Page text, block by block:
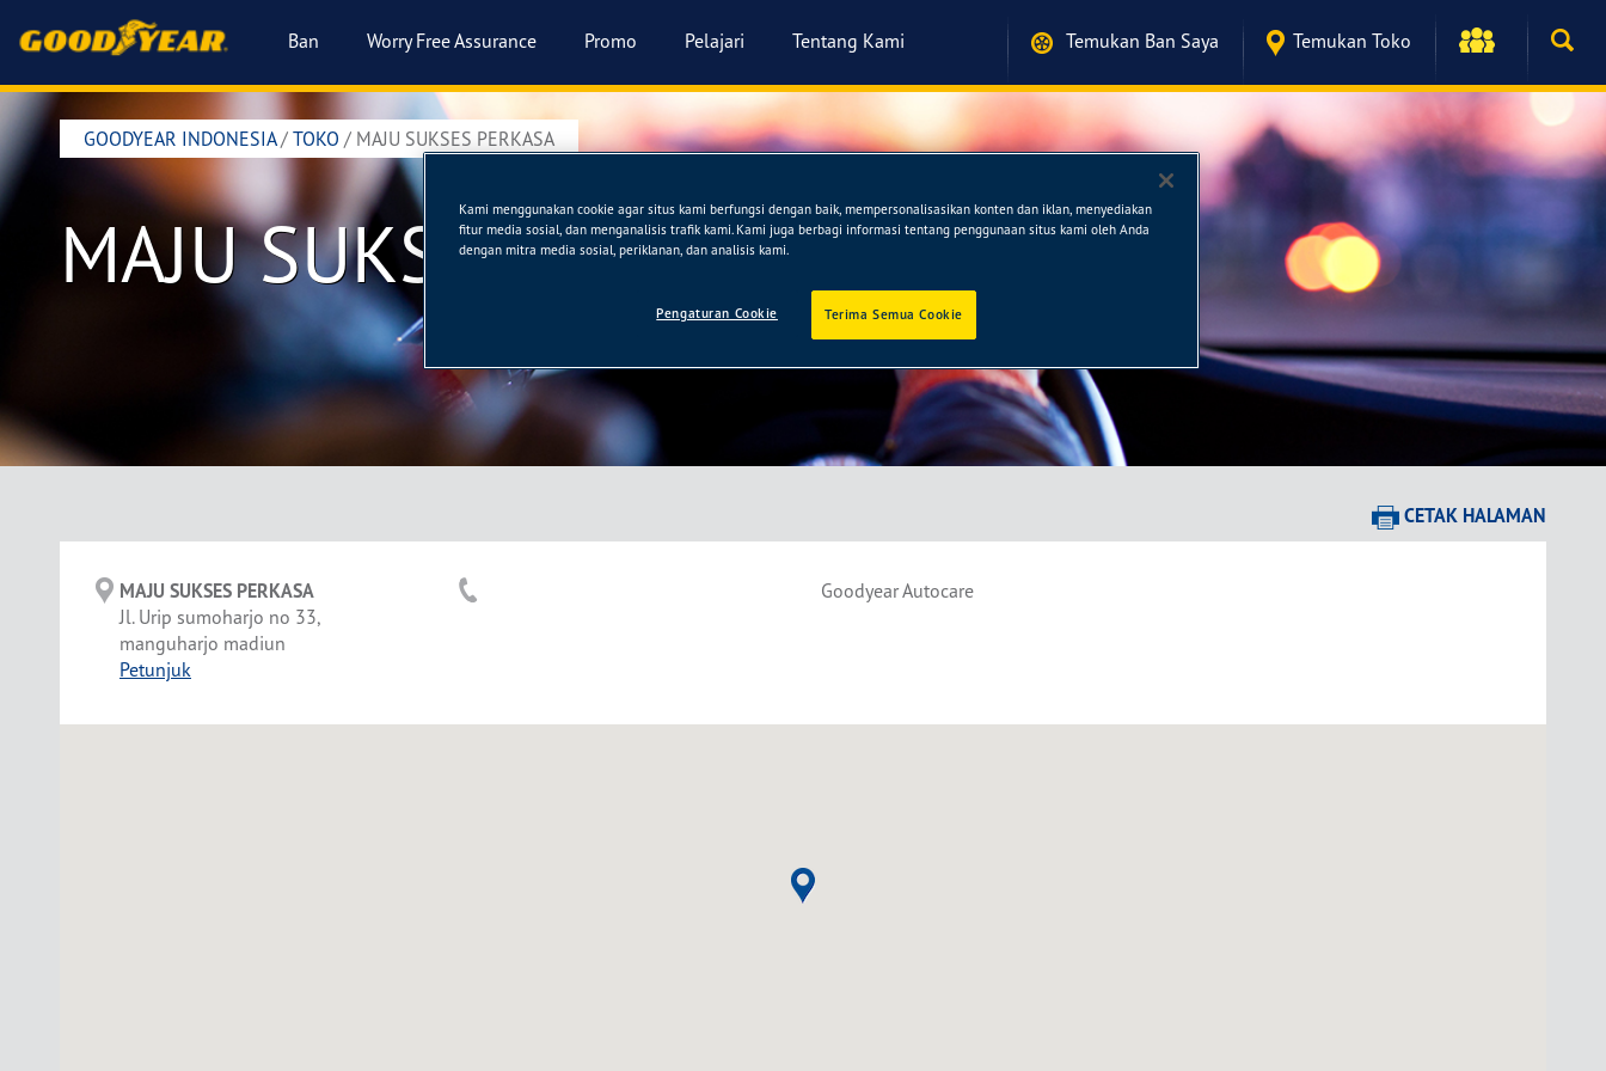
Ban Worry Free Assurance Promo Pelajari Tentang Kami Temukan Ban Saya Temukan Toko
GOODYEAR INDONESIA/ TOKO / MAJU SUKSES PERKASA
MAJU SUKSES PERKASA
CETAK HALAMAN
MAJU SUKSES PERKASA
Jl. Urip sumoharjo no 33,
manguharjo madiun
Petunjuk
Goodyear Autocare
Kami menggunakan cookie agar situs kami berfungsi dengan baik, mempersonalisasikan konten dan iklan, menyediakan
fitur media sosial, dan menganalisis trafik kami. Kami juga berbagi informasi tentang penggunaan situs kami oleh Anda
dengan mitra media sosial, periklanan, dan analisis kami.
Terima Semua Cookie
Pengaturan Cookie